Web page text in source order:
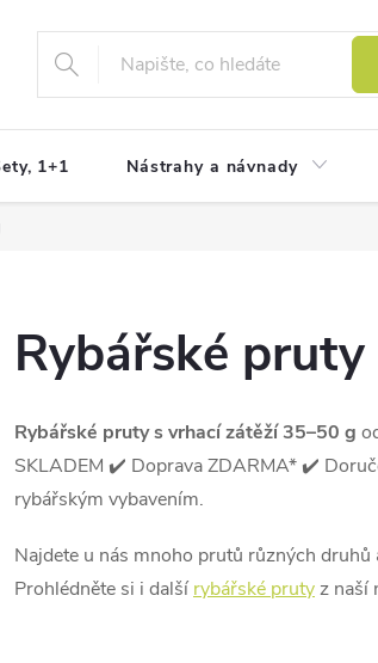
1+1 Nástrahy a návnady
Rybářské
Rybářské pruty s vrhací zátěží 35–50 g
SKLADEM ✔️ Doprava ZDARMA* ✔️
rybářským vybavením.
Najdete u nás mnoho prutů různých
Prohlédněte si i další rybářské prutyz naší